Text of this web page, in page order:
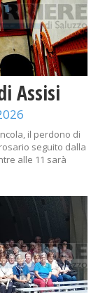
Assisi
il perdono di
seguito dalla
alle 11 sarà